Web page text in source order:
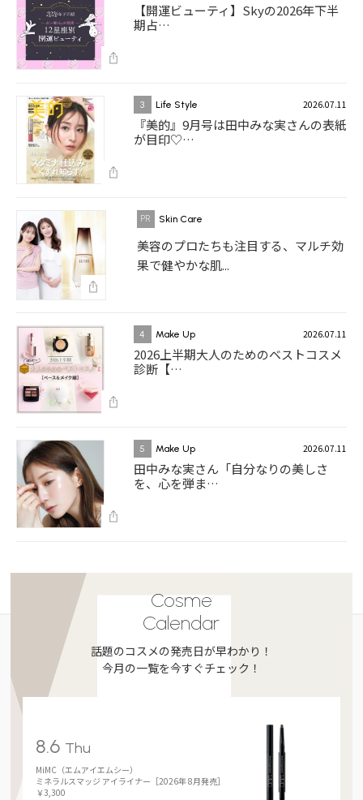
【開運ビューティ】Skyの2026年下半
期占…
3 Life Style 2026.07.11
『美的』9月号は田中みな実さんの表紙
が目印♡…
Skin Care
美容のプロたちも注目する、マルチ効
果で健やかな肌...
4 Make Up 2026.07.11
2026上半期大人のためのベストコスメ
診断【…
5 Make Up 2026.07.11
田中みな実さん「自分なりの美しさ
を、心を弾ま…
Cosme
Calendar
話題のコスメの発売日が早わかり！
今月の一覧を今すぐチェック！
8.6 Thu
MiMC（エムアイエムシー）
ミネラルスマッジ アイライナー［2026年 8月発売］
￥3,300